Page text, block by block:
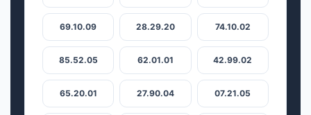
69.10.09 28.29.20 74.10.02
85.52.05 62.01.01 42.99.02
65.20.01 27.90.04 07.21.05